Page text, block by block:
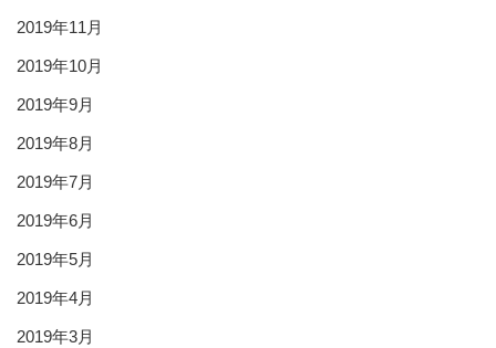
2019年11月
2019年10月
2019年9月
2019年8月
2019年7月
2019年6月
2019年5月
2019年4月
2019年3月